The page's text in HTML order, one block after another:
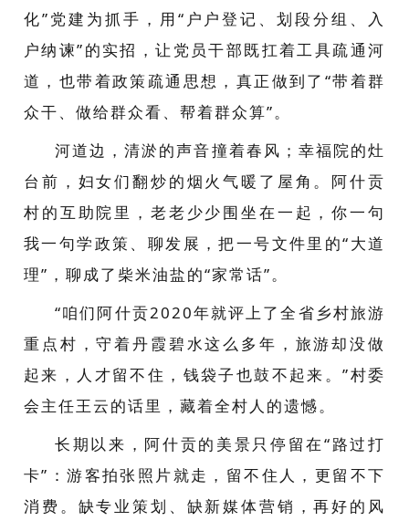
化”党建为抓手，用“户户登记、划段分组、入
户纳谏”的实招，让党员干部既扛着工具疏通河
道，也带着政策疏通思想，真正做到了“带着群
众干、做给群众看、帮着群众算”。
河道边，清淤的声音撞着春风；幸福院的灶
台前，妇女们翻炒的烟火气暖了屋角。阿什贡
村的互助院里，老老少少围坐在一起，你一句
我一句学政策、聊发展，把一号文件里的“大道
理”，聊成了柴米油盐的“家常话”。
“咱们阿什贡2020年就评上了全省乡村旅游
重点村，守着丹霞碧水这么多年，旅游却没做
起来，人才留不住，钱袋子也鼓不起来。”村委
会主任王云的话里，藏着全村人的遗憾。
长期以来，阿什贡的美景只停留在“路过打
卡”：游客拍张照片就走，留不住人，更留不下
消费。缺专业策划、缺新媒体营销，再好的风